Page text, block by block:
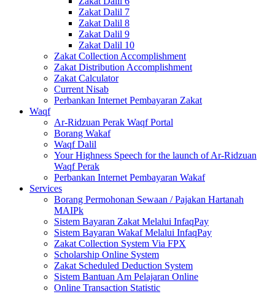
Zakat Dalil 7
Zakat Dalil 8
Zakat Dalil 9
Zakat Dalil 10
Zakat Collection Accomplishment
Zakat Distribution Accomplishment
Zakat Calculator
Current Nisab
Perbankan Internet Pembayaran Zakat
Waqf
Ar-Ridzuan Perak Waqf Portal
Borang Wakaf
Waqf Dalil
Your Highness Speech for the launch of Ar-Ridzuan
Waqf Perak
Perbankan Internet Pembayaran Wakaf
Services
Borang Permohonan Sewaan / Pajakan Hartanah
MAIPk
Sistem Bayaran Zakat Melalui InfaqPay
Sistem Bayaran Wakaf Melalui InfaqPay
Zakat Collection System Via FPX
Scholarship Online System
Zakat Scheduled Deduction System
Sistem Bantuan Am Pelajaran Online
Online Transaction Statistic